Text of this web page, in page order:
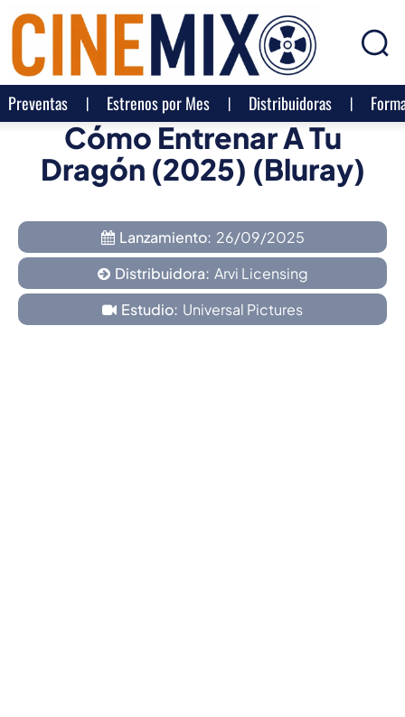
Preventas Estrenos por Mes Distribuidoras
Cómo Entrenar A Tu
Dragón (2025) (Bluray)
Lanzamiento: 26/09/2025
Distribuidora: Arvi Licensing
Estudio: Universal Pictures